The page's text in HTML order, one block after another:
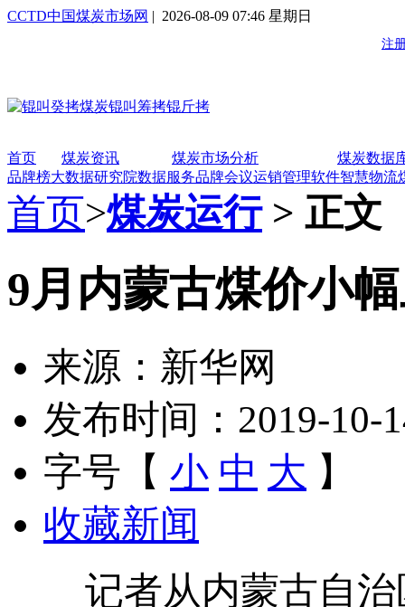
CCTD中国煤炭市场网 | 2026-08-09 07:46 星期日
首页 煤炭资讯 煤炭市场分析
煤炭数据
品牌榜大数据研究院数据服务品牌会议运销管理软件智慧物流
首页>煤炭运行> 正文
9月内蒙古煤价小
来源：新华网
发布时间：2019-10-
字号【 小 中 大 】
收藏新闻
记者从内蒙古自治